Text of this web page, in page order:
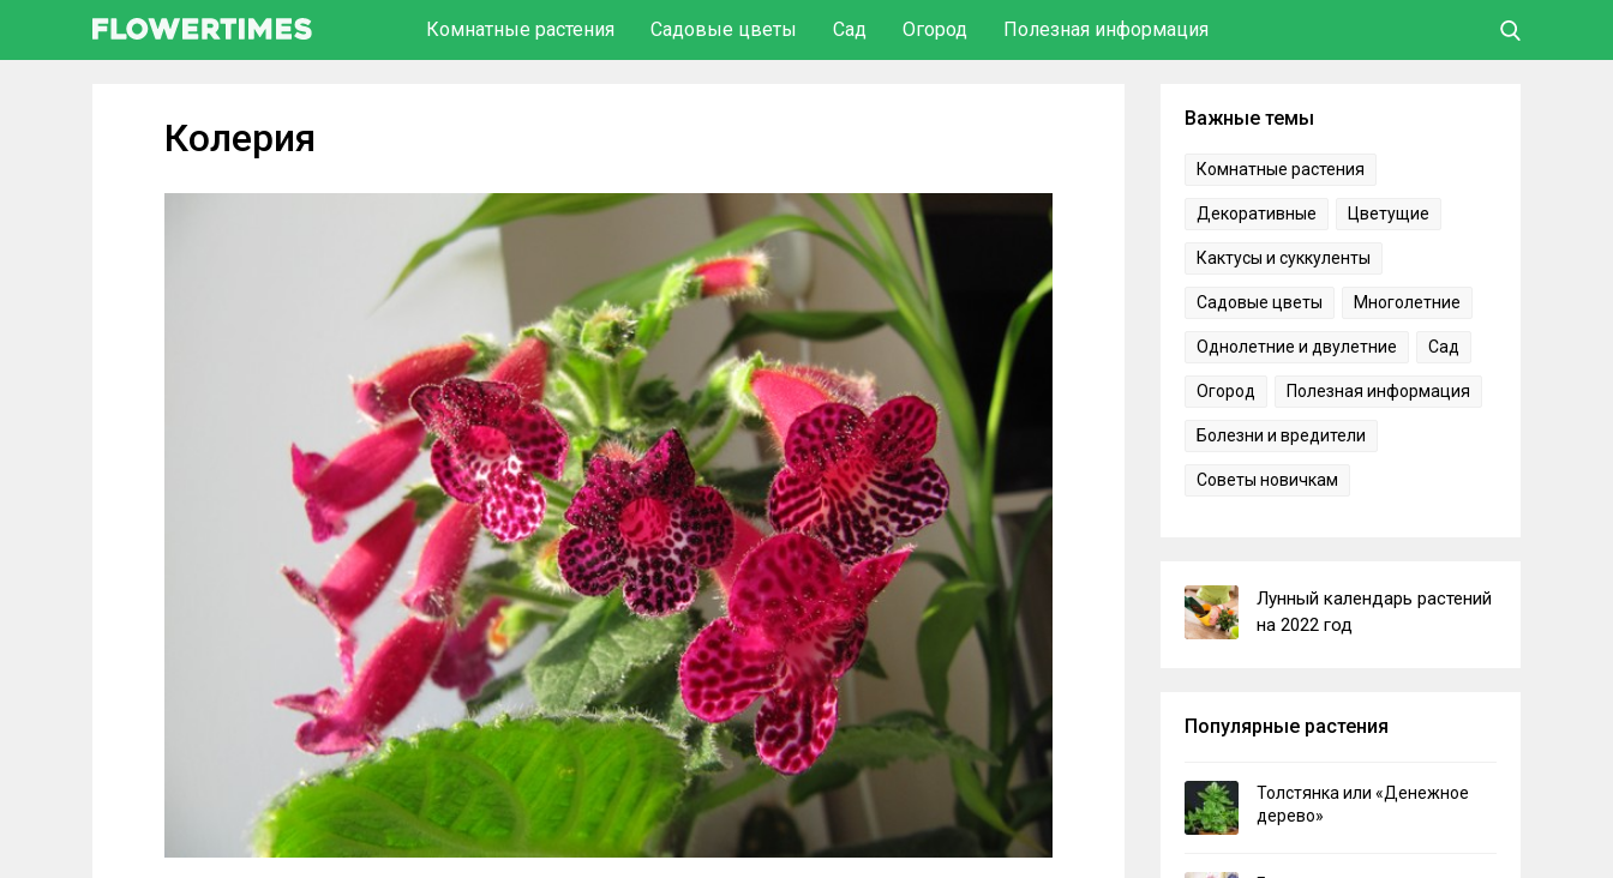
Комнатные растения Садовые цветы Сад Огород Полезная информация
Колерия Важные темы
Комнатные растения
Декоративные Цветущие
Кактусы и суккуленты
Садовые цветы Многолетние
Однолетние и двулетние Сад
Огород Полезная информация
Болезни и вредители
Советы новичкам
Лунный календарь растений
на 2022 год
Популярные растения
Толстянка или «Денежное
дерево»